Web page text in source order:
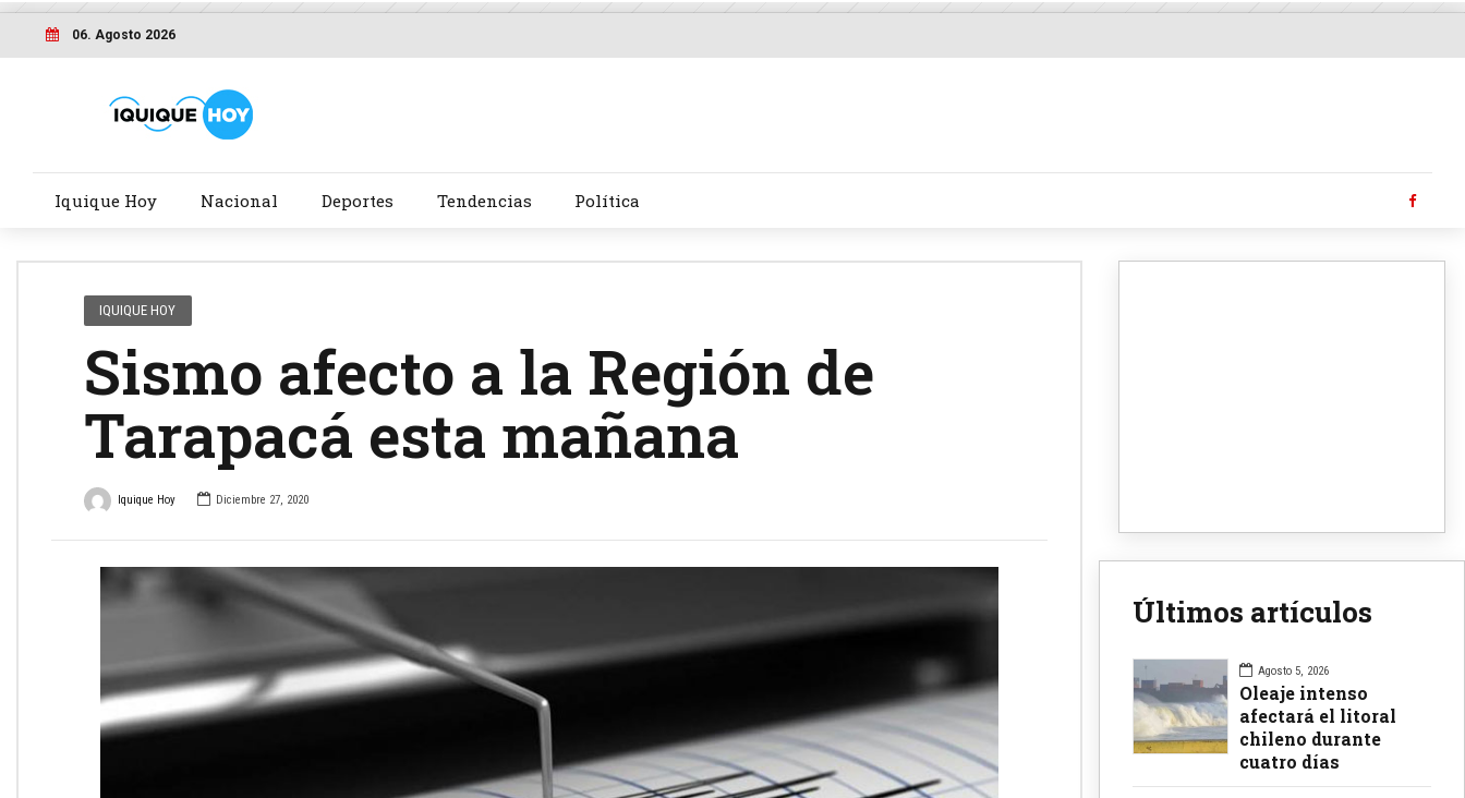
06. Agosto 2026
Iquique Hoy Nacional Deportes Tendencias Política
IQUIQUE HOY
Sismo afecto a la Región de
Tarapacá esta mañana
Iquique Hoy Diciembre 27, 2020
Últimos artículos
Agosto 5, 2026
Oleaje intenso
afectará el litoral
chileno durante
cuatro días